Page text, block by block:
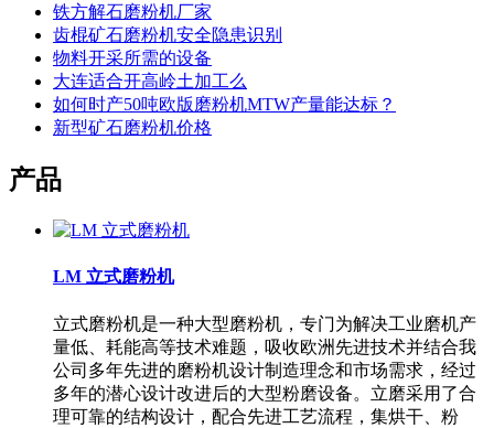
铁方解石磨粉机厂家
齿棍矿石磨粉机安全隐患识别
物料开采所需的设备
大连适合开高岭土加工么
如何时产50吨欧版磨粉机MTW产量能达标？
新型矿石磨粉机价格
产品
LM 立式磨粉机
立式磨粉机是一种大型磨粉机，专门为解决工业磨机产
量低、耗能高等技术难题，吸收欧洲先进技术并结合我
公司多年先进的磨粉机设计制造理念和市场需求，经过
多年的潜心设计改进后的大型粉磨设备。立磨采用了合
理可靠的结构设计，配合先进工艺流程，集烘干、粉